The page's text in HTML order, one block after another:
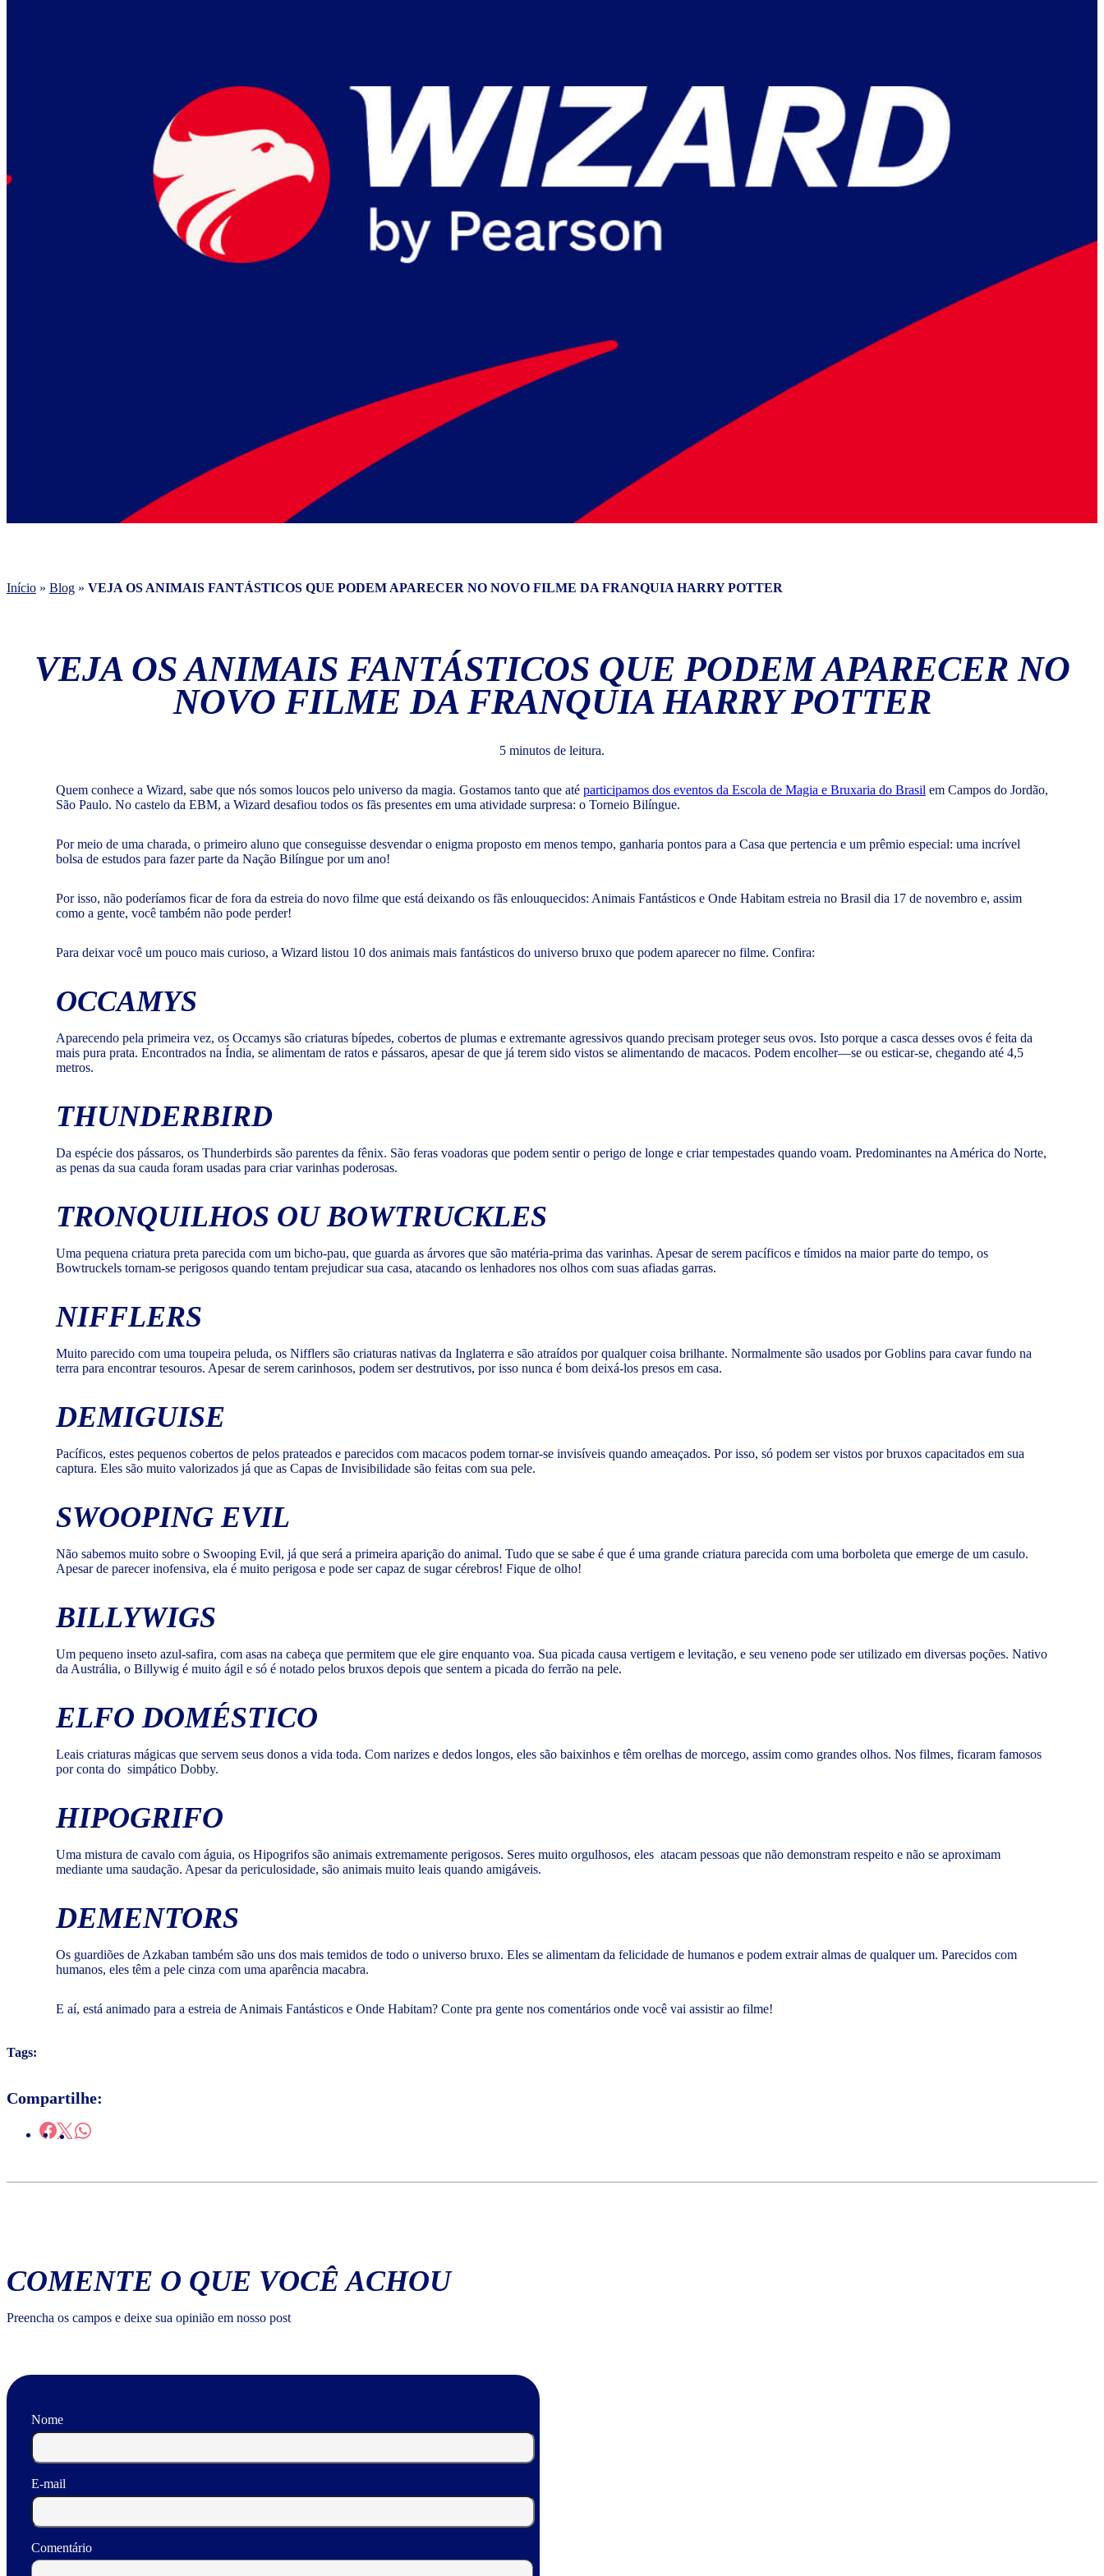
Início » Blog » VEJA OS ANIMAIS FANTÁSTICOS QUE PODEM APARECER NO NOVO FILME DA FRANQUIA HARRY POTTER
VEJA OS ANIMAIS FANTÁSTICOS QUE PODEM APARECER NO
NOVO FILME DA FRANQUIA HARRY POTTER
5 minutos de leitura.
Quem conhece a Wizard, sabe que nós somos loucos pelo universo da magia. Gostamos tanto que até participamos dos eventos da Escola de Magia e Bruxaria do Brasil em Campos do Jordão,
São Paulo. No castelo da EBM, a Wizard desafiou todos os fãs presentes em uma atividade surpresa: o Torneio Bilíngue.
Por meio de uma charada, o primeiro aluno que conseguisse desvendar o enigma proposto em menos tempo, ganharia pontos para a Casa que pertencia e um prêmio especial: uma incrível
bolsa de estudos para fazer parte da Nação Bilíngue por um ano!
Por isso, não poderíamos ficar de fora da estreia do novo filme que está deixando os fãs enlouquecidos: Animais Fantásticos e Onde Habitam estreia no Brasil dia 17 de novembro e, assim
como a gente, você também não pode perder!
Para deixar você um pouco mais curioso, a Wizard listou 10 dos animais mais fantásticos do universo bruxo que podem aparecer no filme. Confira:
OCCAMYS
Aparecendo pela primeira vez, os Occamys são criaturas bípedes, cobertos de plumas e extremante agressivos quando precisam proteger seus ovos. Isto porque a casca desses ovos é feita da
mais pura prata. Encontrados na Índia, se alimentam de ratos e pássaros, apesar de que já terem sido vistos se alimentando de macacos. Podem encolher—se ou esticar-se, chegando até 4,5
metros.
THUNDERBIRD
Da espécie dos pássaros, os Thunderbirds são parentes da fênix. São feras voadoras que podem sentir o perigo de longe e criar tempestades quando voam. Predominantes na América do Norte,
as penas da sua cauda foram usadas para criar varinhas poderosas.
TRONQUILHOS OU BOWTRUCKLES
Uma pequena criatura preta parecida com um bicho-pau, que guarda as árvores que são matéria-prima das varinhas. Apesar de serem pacíficos e tímidos na maior parte do tempo, os
Bowtruckels tornam-se perigosos quando tentam prejudicar sua casa, atacando os lenhadores nos olhos com suas afiadas garras.
NIFFLERS
Muito parecido com uma toupeira peluda, os Nifflers são criaturas nativas da Inglaterra e são atraídos por qualquer coisa brilhante. Normalmente são usados por Goblins para cavar fundo na
terra para encontrar tesouros. Apesar de serem carinhosos, podem ser destrutivos, por isso nunca é bom deixá-los presos em casa.
DEMIGUISE
Pacíficos, estes pequenos cobertos de pelos prateados e parecidos com macacos podem tornar-se invisíveis quando ameaçados. Por isso, só podem ser vistos por bruxos capacitados em sua
captura. Eles são muito valorizados já que as Capas de Invisibilidade são feitas com sua pele.
SWOOPING EVIL
Não sabemos muito sobre o Swooping Evil, já que será a primeira aparição do animal. Tudo que se sabe é que é uma grande criatura parecida com uma borboleta que emerge de um casulo.
Apesar de parecer inofensiva, ela é muito perigosa e pode ser capaz de sugar cérebros! Fique de olho!
BILLYWIGS
Um pequeno inseto azul-safira, com asas na cabeça que permitem que ele gire enquanto voa. Sua picada causa vertigem e levitação, e seu veneno pode ser utilizado em diversas poções. Nativo
da Austrália, o Billywig é muito ágil e só é notado pelos bruxos depois que sentem a picada do ferrão na pele.
ELFO DOMÉSTICO
Leais criaturas mágicas que servem seus donos a vida toda. Com narizes e dedos longos, eles são baixinhos e têm orelhas de morcego, assim como grandes olhos. Nos filmes, ficaram famosos
por conta do simpático Dobby.
HIPOGRIFO
Uma mistura de cavalo com águia, os Hipogrifos são animais extremamente perigosos. Seres muito orgulhosos, eles atacam pessoas que não demonstram respeito e não se aproximam
mediante uma saudação. Apesar da periculosidade, são animais muito leais quando amigáveis.
DEMENTORS
Os guardiões de Azkaban também são uns dos mais temidos de todo o universo bruxo. Eles se alimentam da felicidade de humanos e podem extrair almas de qualquer um. Parecidos com
humanos, eles têm a pele cinza com uma aparência macabra.
E aí, está animado para a estreia de Animais Fantásticos e Onde Habitam? Conte pra gente nos comentários onde você vai assistir ao filme!
Tags:
Compartilhe:
COMENTE O QUE VOCÊ ACHOU
Preencha os campos e deixe sua opinião em nosso post
Nome
E-mail
Comentário